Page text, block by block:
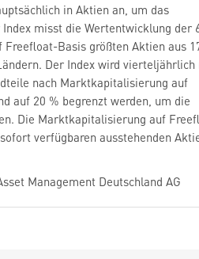
in Aktien an, um das
misst die Wertentwicklung der
Basis größten Aktien aus
Der Index wird vierteljährlich
nach Marktkapitalisierung auf
auf 20 % begrenzt werden, um die
Die Marktkapitalisierung auf
verfügbaren ausstehenden
Management Deutschland AG